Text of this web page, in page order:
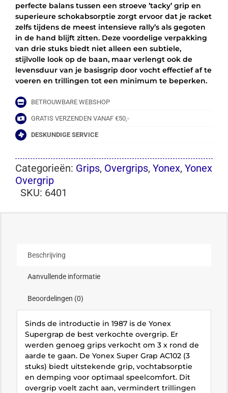
perfecte balans tussen een stroeve ’tacky’ grip en
superieure schokabsorptie zorgt ervoor dat je racket
zelfs tijdens de meest intensieve rally’s als gegoten
in de hand blijft zitten. Deze voordelige verpakking
van drie stuks biedt niet alleen een subtiele,
stijlvolle look op de baan, maar verlengt ook de
levensduur van je basisgrip door vocht effectief af te
voeren en trillingen tot een minimum te beperken.
BETROUWBARE WEBSHOP
GRATIS VERZENDEN VANAF €50,-
DESKUNDIGE SERVICE
Categorieën: Grips, Overgrips, Yonex, Yonex
Overgrip
SKU: 6401
Beschrijving
Aanvullende informatie
Beoordelingen (0)
Sinds de introductie in 1987 is de Yonex
Supergrap de best verkochte overgrip. Er
werden genoeg grips verkocht om 3 x rond de
aarde te gaan. De Yonex Super Grap AC102 (3
stuks) biedt uitstekende grip, vochtabsorptie
en demping voor optimaal speelcomfort. Dit
overgrip voelt zacht aan, vermindert trillingen